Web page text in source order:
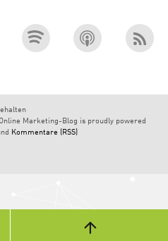
Marketing-Blog is proudly powered
Kommentare (RSS)